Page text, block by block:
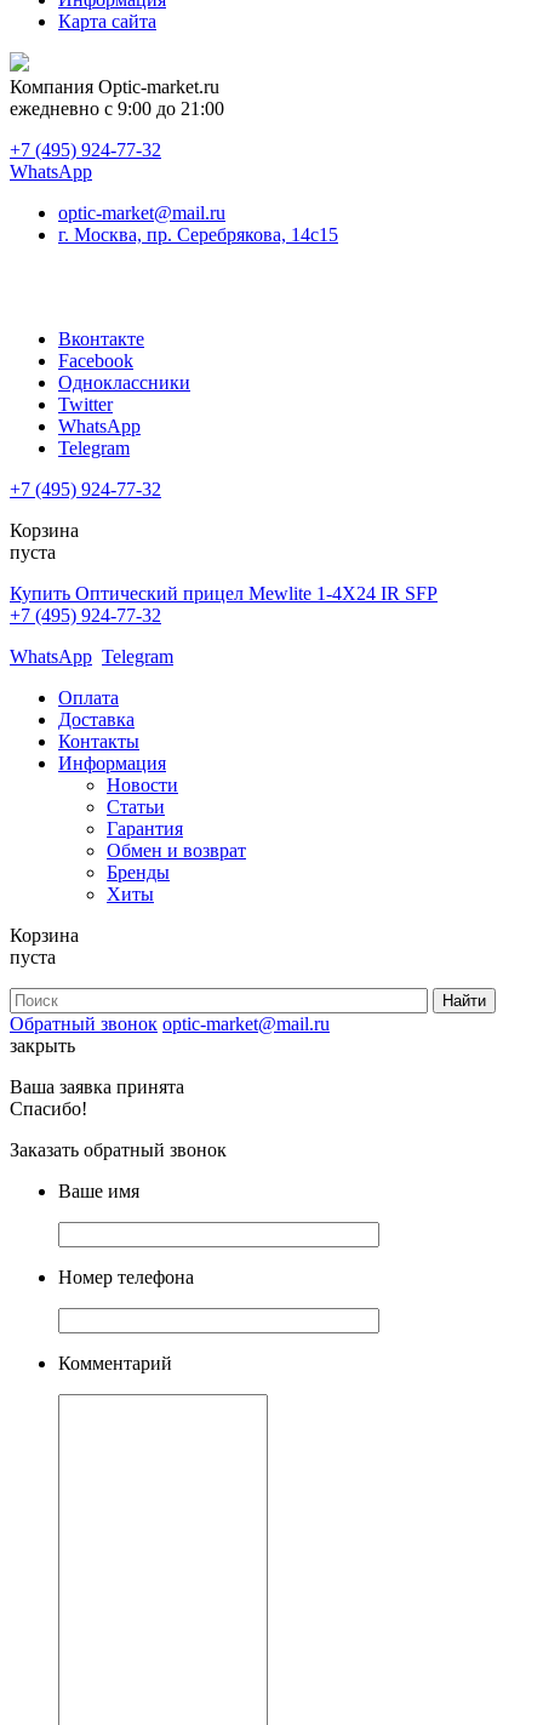
Карта сайта
Компания Optic-market.ru
ежедневно с 9:00 до 21:00
+7 (495) 924-77-32
WhatsApp
optic-market@mail.ru
г. Москва, пр. Серебрякова, 14с15
Вконтакте
Facebook
Одноклассники
Twitter
WhatsApp
Telegram
+7 (495) 924-77-32
Корзина
пуста
Купить Оптический прицел Mewlite 1-4X24 IR SFP
+7 (495) 924-77-32
WhatsApp Telegram
Оплата
Доставка
Контакты
Информация
Новости
Статьи
Гарантия
Обмен и возврат
Бренды
Хиты
Корзина
пуста
Обратный звонок optic-market@mail.ru
закрыть
Ваша заявка принята
Спасибо!
Заказать обратный звонок
Ваше имя
Номер телефона
Комментарий